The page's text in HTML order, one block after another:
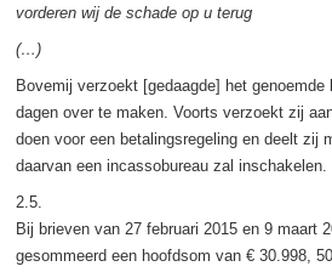
vorderen wij de schade op u terug
(…)
Bovemij verzoekt [gedaagde] het genoemde
dagen over te maken. Voorts verzoekt zij
doen voor een betalingsregeling en deelt zij
daarvan een incassobureau zal inschakelen.
2.5.
Bij brieven van 27 februari 2015 en 9 maart
gesommeerd een hoofdsom van € 30.998,